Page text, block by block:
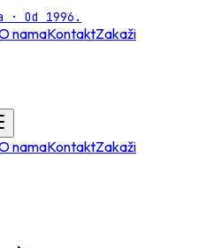
· Od 1996.
namaKontaktZakaži
namaKontaktZakaži